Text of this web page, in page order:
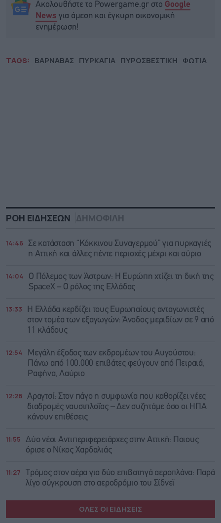
Ακολουθήστε το Powergame.gr στο Google
News για άμεση και έγκυρη οικονομική
ενημέρωση!
TAGS: ΒΑΡΝΑΒΑΣ ΠΥΡΚΑΓΙΑ ΠΥΡΟΣΒΕΣΤΙΚΗ ΦΩΤΙΑ
ΡΟΗ ΕΙΔΗΣΕΩΝ ΔΗΜΟΦΙΛΗ
14:46
Σε κατάσταση “Κόκκινου Συναγερμού” για πυρκαγιές
η Αττική και άλλες πέντε περιοχές μέχρι και αύριο
14:04
Ο Πόλεμος των Άστρων: Η Ευρώπη χτίζει τη δική της
SpaceX – Ο ρόλος της Ελλάδας
13:33
Η Ελλάδα κερδίζει τους Ευρωπαίους ανταγωνιστές
στον τομέα των εξαγωγών: Άνοδος μεριδίων σε 9 από
11 κλάδους
12:54
Μεγάλη έξοδος των εκδρομέων του Αυγούστου:
Πάνω από 100.000 επιβάτες φεύγουν από Πειραιά,
Ραφήνα, Λαύριο
12:28 Αραγτσί: Στον πάγο η συμφωνία που καθορίζει νέες
διαδρομές ναυσιπλοΐας – Δεν συζητάμε όσο οι ΗΠΑ
κάνουν επιθέσεις
11:55
Δύο νέοι Αντιπεριφερειάρχες στην Αττική: Ποιους
όρισε ο Νίκος Χαρδαλιάς
11:27
Τρόμος στον αέρα για δύο επιβατηγά αεροπλάνα: Παρά
λίγο σύγκρουση στο αεροδρόμιο του Σίδνεϊ
ΟΛΕΣ ΟΙ ΕΙΔΗΣΕΙΣ